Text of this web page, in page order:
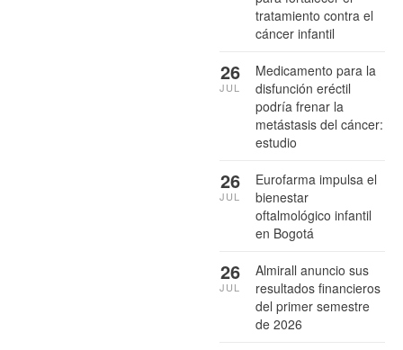
tratamiento contra el
cáncer infantil
Medicamento para la
disfunción eréctil
podría frenar la
metástasis del cáncer:
estudio
26
JUL
Eurofarma impulsa el
bienestar
oftalmológico infantil
en Bogotá
26
JUL
Almirall anuncio sus
resultados financieros
del primer semestre
de 2026
26
JUL